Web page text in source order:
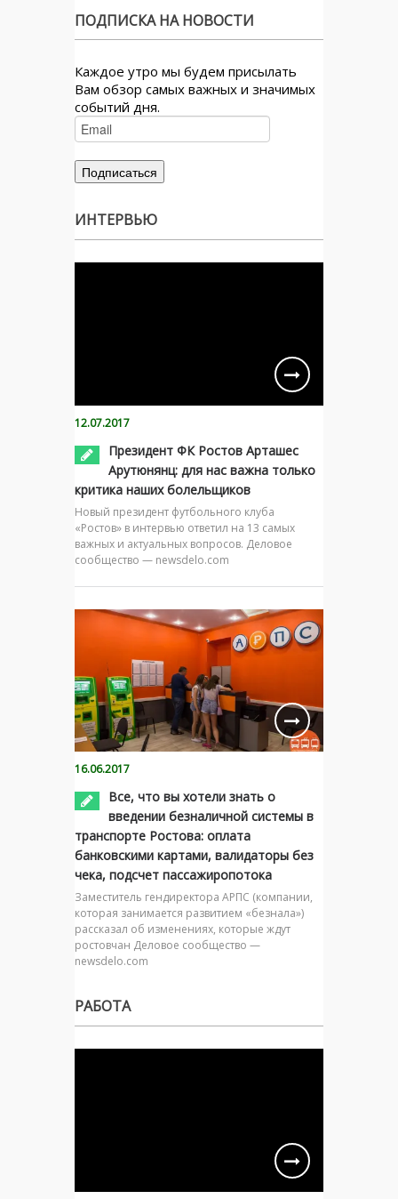
ПОДПИСКА НА НОВОСТИ
Каждое утро мы будем присылать
Вам обзор самых важных и значимых
событий дня.
ИНТЕРВЬЮ
12.07.2017
Президент ФК Ростов Арташес
Арутюнянц: для нас важна только
критика наших болельщиков
Новый президент футбольного клуба
«Ростов» в интервью ответил на 13 самых
важных и актуальных вопросов. Деловое
сообщество — newsdelo.com
16.06.2017
Все, что вы хотели знать о
введении безналичной системы в
транспорте Ростова: оплата
банковскими картами, валидаторы без
чека, подсчет пассажиропотока
Заместитель гендиректора АРПС (компании,
которая занимается развитием «безнала»)
рассказал об изменениях, которые ждут
ростовчан Деловое сообщество —
newsdelo.com
РАБОТА